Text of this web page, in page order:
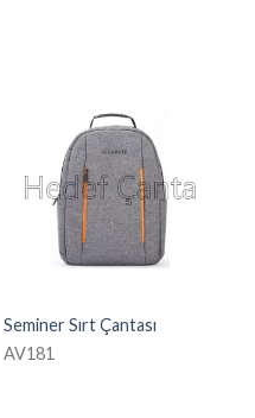
Seminer Sırt Çantası
AV181